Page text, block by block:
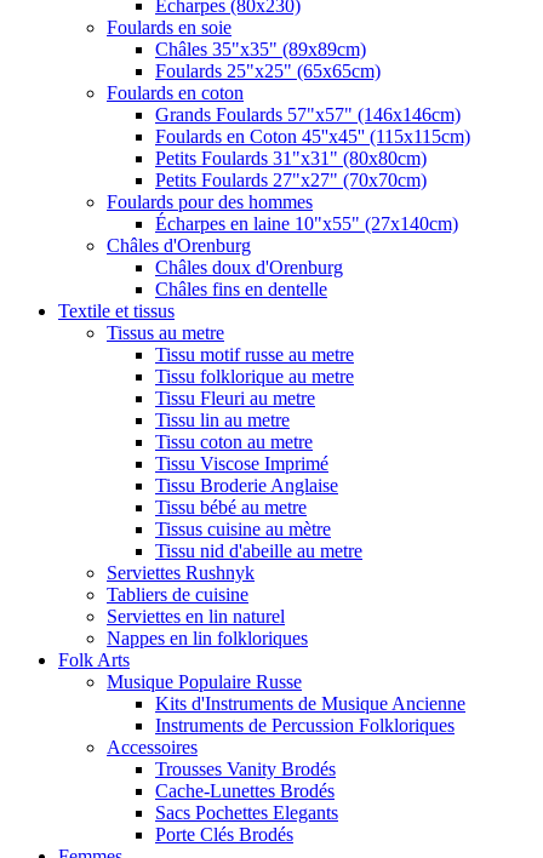
Echarpes (80х230)
Foulards en soie
Châles 35"x35" (89x89cm)
Foulards 25"x25" (65x65cm)
Foulards en coton
Grands Foulards 57"x57" (146x146cm)
Foulards en Coton 45''x45'' (115x115cm)
Petits Foulards 31"x31" (80x80cm)
Petits Foulards 27"x27" (70x70cm)
Foulards pour des hommes
Écharpes en laine 10"x55" (27x140cm)
Châles d'Orenburg
Châles doux d'Orenburg
Châles fins en dentelle
Textile et tissus
Tissus au metre
Tissu motif russe au metre
Tissu folklorique au metre
Tissu Fleuri au metre
Tissu lin au metre
Tissu coton au metre
Tissu Viscose Imprimé
Tissu Broderie Anglaise
Tissu bébé au metre
Tissus cuisine au mètre
Tissu nid d'abeille au metre
Serviettes Rushnyk
Tabliers de cuisine
Serviettes en lin naturel
Nappes en lin folkloriques
Folk Arts
Musique Populaire Russe
Kits d'Instruments de Musique Ancienne
Instruments de Percussion Folkloriques
Accessoires
Trousses Vanity Brodés
Cache-Lunettes Brodés
Sacs Pochettes Elegants
Porte Clés Brodés